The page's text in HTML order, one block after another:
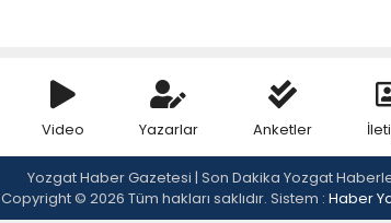
Video Yazarlar Anketler
Yozgat Haber Gazetesi | Son Dakika Yozgat
Copyright © 2026 Tüm hakları saklıdır. Sistem : Haber